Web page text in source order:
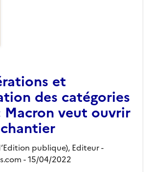
et
des catégories
Macron veut ouvrir
publique), Editeur-
- 15/04/2022